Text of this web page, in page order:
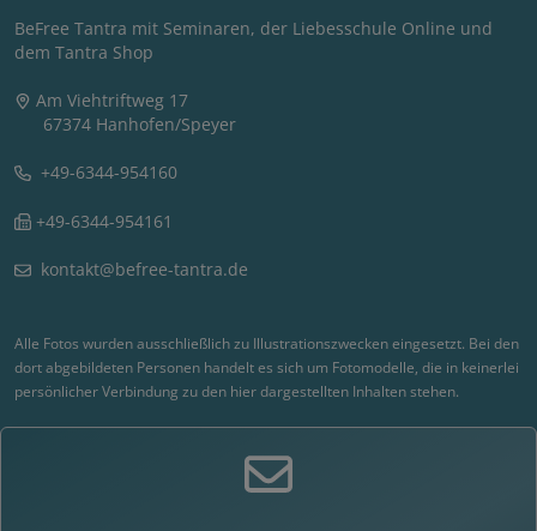
BeFree Tantra mit Seminaren, der Liebesschule Online und
dem Tantra Shop
Am Viehtriftweg 17
67374 Hanhofen/Speyer
+49-6344-954160
+49-6344-954161
kontakt@befree-tantra.de
Alle Fotos wurden ausschließlich zu Illustrationszwecken eingesetzt. Bei den
dort abgebildeten Personen handelt es sich um Fotomodelle, die in keinerlei
persönlicher Verbindung zu den hier dargestellten Inhalten stehen.